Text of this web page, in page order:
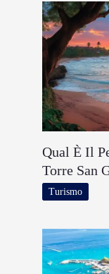
Qual È Il
Torre San
Turismo